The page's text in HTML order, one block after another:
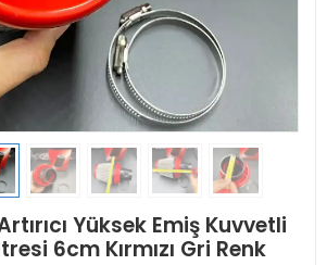
Yüksek Emiş Kuvvetli
6cm Kırmızı Gri Renk